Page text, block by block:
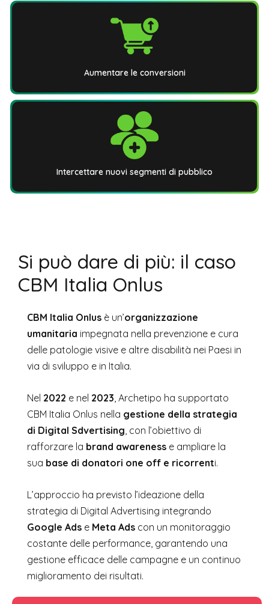
Aumentare le conversioni
Intercettare nuovi segmenti di pubblico
Si può dare di più: il caso
CBM Italia Onlus
CBM Italia Onlus è un’organizzazione
umanitaria impegnata nella prevenzione e cura
delle patologie visive e altre disabilità nei Paesi in
via di sviluppo e in Italia.
Nel 2022 e nel 2023, Archetipo ha supportato
CBM Italia Onlus nella gestione della strategia
di Digital Sdvertising, con l’obiettivo di
rafforzare la brand awareness e ampliare la
sua base di donatori one off e ricorrenti.
L’approccio ha previsto l’ideazione della
strategia di Digital Advertising integrando
Google Ads e Meta Ads con un monitoraggio
costante delle performance, garantendo una
gestione efficace delle campagne e un continuo
miglioramento dei risultati.